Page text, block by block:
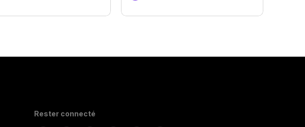
Rester connecté